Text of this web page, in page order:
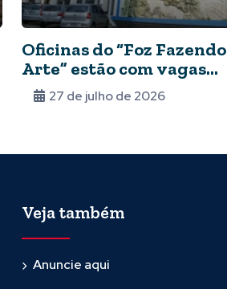
Oficinas do “Foz Fazendo
Arte” estão com vagas
abertas
27 de julho de 2026
Veja também
Anuncie aqui